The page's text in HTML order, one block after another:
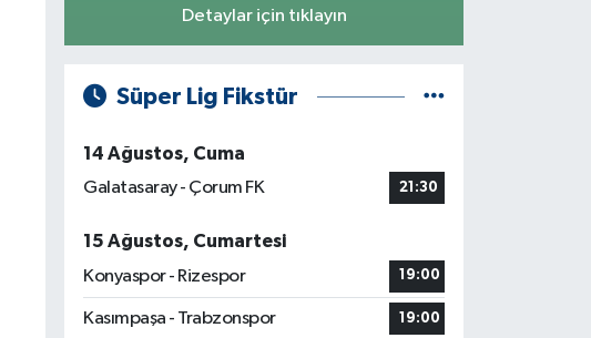
Detaylar için tıklayın
Süper Lig Fikstür
14 Ağustos, Cuma
Galatasaray - Çorum FK
21:30
15 Ağustos, Cumartesi
Konyaspor - Rizespor
19:00
Kasımpaşa - Trabzonspor 19:00